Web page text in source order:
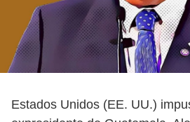
Estados Unidos (EE. UU.)